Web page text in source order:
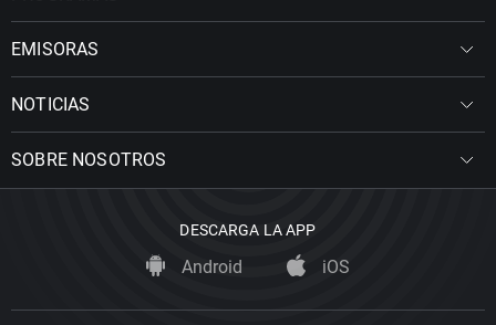
EMISORAS
NOTICIAS
SOBRE NOSOTROS
DESCARGA LA APP
Android iOS